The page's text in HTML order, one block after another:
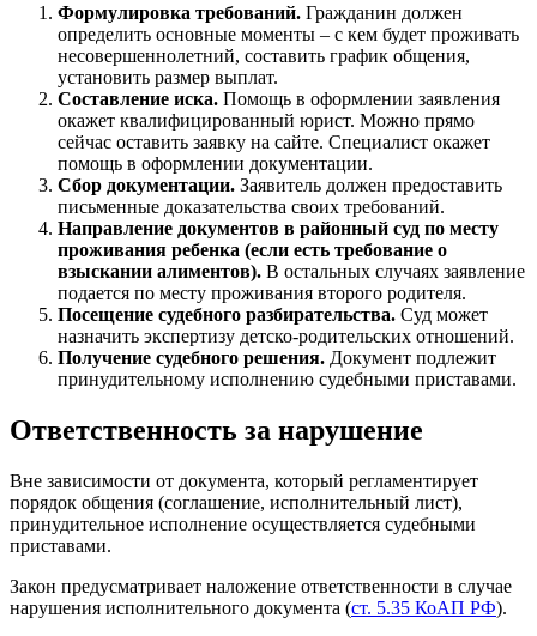
Формулировка требований. Гражданин должен
определить основные моменты – с кем будет проживать
несовершеннолетний, составить график общения,
установить размер выплат.
Составление иска. Помощь в оформлении заявления
окажет квалифицированный юрист. Можно прямо
сейчас оставить заявку на сайте. Специалист окажет
помощь в оформлении документации.
Сбор документации. Заявитель должен предоставить
письменные доказательства своих требований.
Направление документов в районный суд по месту
проживания ребенка (если есть требование о
взыскании алиментов). В остальных случаях заявление
подается по месту проживания второго родителя.
Посещение судебного разбирательства. Суд может
назначить экспертизу детско-родительских отношений.
Получение судебного решения. Документ подлежит
принудительному исполнению судебными приставами.
Ответственность за нарушение
Вне зависимости от документа, который регламентирует
порядок общения (соглашение, исполнительный лист),
принудительное исполнение осуществляется судебными
приставами.
Закон предусматривает наложение ответственности в случае
нарушения исполнительного документа (ст. 5.35 КоАП РФ).